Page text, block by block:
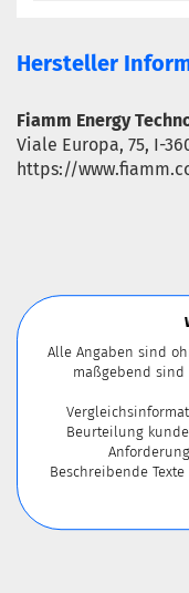
Hersteller
Fiamm Energy
Viale Europa, 75, I-
https://
Alle Angaben sind
maßgebend
Beurteilung
Beschreibende